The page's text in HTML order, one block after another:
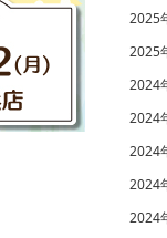
2025
2025
2024
2024
2024
2024
2024